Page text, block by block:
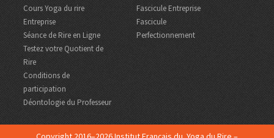
Cours Yoga du rire
Entreprise
Séance de Rire en Ligne
Testez votre Quotient de
Rire
Conditions de
participation
Déontologie du Professeur
Fascicule Entreprise
Fascicule
Perfectionnement